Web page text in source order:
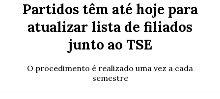
Partidos têm até hoje para
atualizar lista de filiados
junto ao TSE
O procedimento é realizado uma vez a cada
semestre